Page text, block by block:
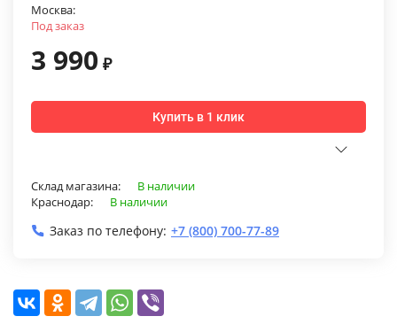
Москва:
Под заказ
3 990 ₽
Купить в 1 клик
Склад магазина:
В наличии
Краснодар:
В наличии
Заказ по телефону: +7 (800) 700-77-89